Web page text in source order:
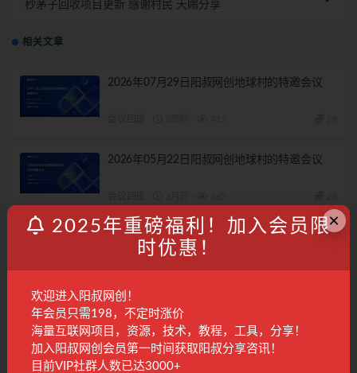
秒茅子回收项目更新 感谢村民 天赐分享
相关文章
2026年07月29日阳叔网创地球村的特邀会议
2026年05月22日阳叔网创地球村的特邀会议
2026年05月11日阳叔网创地球村的特邀会议
会议回放 3月前 232 28
2026年07月3日阳叔网创地球村的特邀会议
会议回放 1月前 291
×
2025年重磅福利！加入会员限
时优惠！
欢迎进入阳叔网创！
年会员只需198，不定时涨价
海量互联网项目，资源，技术，教程，工具，分享！
加入阳叔网创会员第一时间获取阳叔分享咨讯！
目前VIP社群人数已达3000+